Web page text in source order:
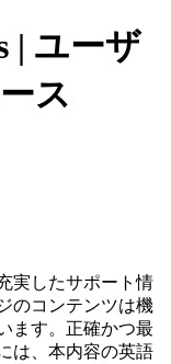
| ユーザ
ス
実したサポート情
のコンテンツは機
ます。正確かつ最
は、本内容の英語